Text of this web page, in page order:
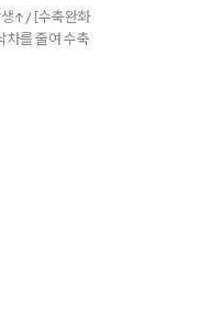
생↑ / [수축완화
차를 줄여 수축